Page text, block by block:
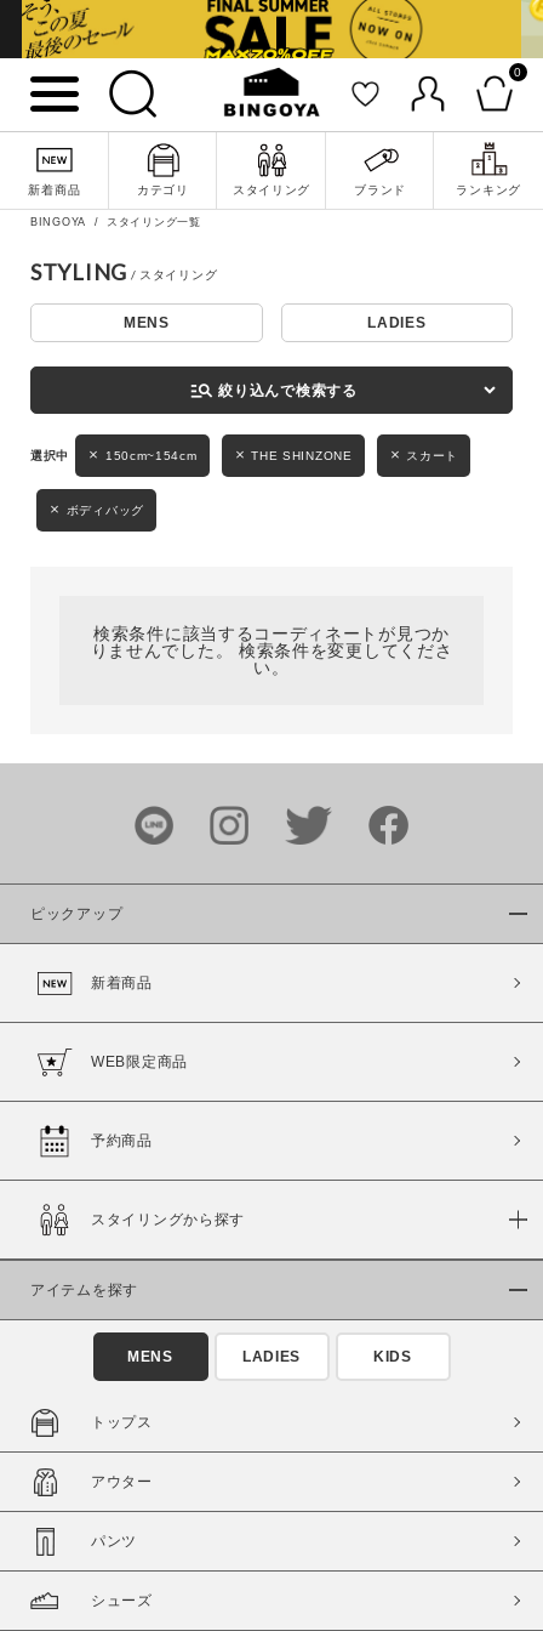
0
新着商品 カテゴリ スタイリング ブランド ランキング
詳細検索
キーワード
性別
MENS LADIES KIDS
ブランド
カラー
商品タイプ
通常商品
セール価格 WEB限定
在庫
在庫あり
BINGOYA スタイリング一覧
STYLING
MENS LADIES
manage_search 絞り込んで検索する
150cm~154cm THE SHINZONE スカート
ボディバッグ
検索条件に該当するコーディネートが見つか
りませんでした。 検索条件を変更してくださ
い。
ピックアップ
新着商品
WEB限定商品
予約商品
スタイリングから探す
アイテムを探す
MENS LADIES KIDS
トップス
アウター
パンツ
シューズ